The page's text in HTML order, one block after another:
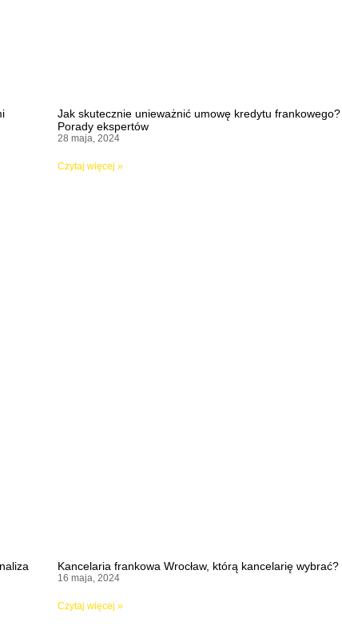
Jak skutecznie unieważnić umowę kredytu frankowego?
Porady ekspertów
28 maja, 2024
Czytaj więcej »
Kancelaria frankowa Wrocław, którą kancelarię wybrać?
16 maja, 2024
Czytaj więcej »